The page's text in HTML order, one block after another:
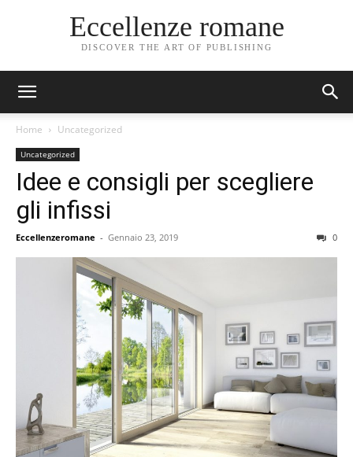
Eccellenze romane
DISCOVER THE ART OF PUBLISHING
Home Uncategorized
Uncategorized
Idee e consigli per scegliere
gli infissi
Eccellenzeromane - Gennaio 23, 2019 0